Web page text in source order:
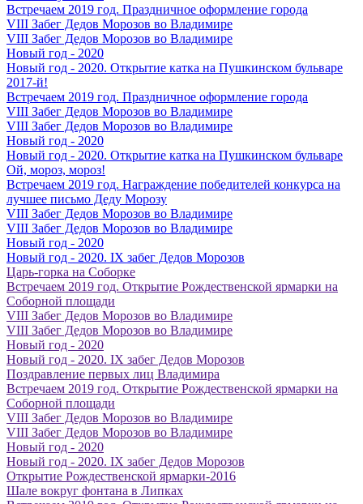
Встречаем 2019 год. Праздничное оформление города
VIII Забег Дедов Морозов во Владимире
VIII Забег Дедов Морозов во Владимире
Новый год - 2020
Новый год - 2020. Открытие катка на Пушкинском бульваре
2017-й!
Встречаем 2019 год. Праздничное оформление города
VIII Забег Дедов Морозов во Владимире
VIII Забег Дедов Морозов во Владимире
Новый год - 2020
Новый год - 2020. Открытие катка на Пушкинском бульваре
Ой, мороз, мороз!
Встречаем 2019 год. Награждение победителей конкурса на
лучшее письмо Деду Морозу
VIII Забег Дедов Морозов во Владимире
VIII Забег Дедов Морозов во Владимире
Новый год - 2020
Новый год - 2020. IX забег Дедов Морозов
Царь-горка на Соборке
Встречаем 2019 год. Открытие Рождественской ярмарки на
Соборной площади
VIII Забег Дедов Морозов во Владимире
VIII Забег Дедов Морозов во Владимире
Новый год - 2020
Новый год - 2020. IX забег Дедов Морозов
Поздравление первых лиц Владимира
Встречаем 2019 год. Открытие Рождественской ярмарки на
Соборной площади
VIII Забег Дедов Морозов во Владимире
VIII Забег Дедов Морозов во Владимире
Новый год - 2020
Новый год - 2020. IX забег Дедов Морозов
Открытие Рождественской ярмарки-2016
Шале вокруг фонтана в Липках